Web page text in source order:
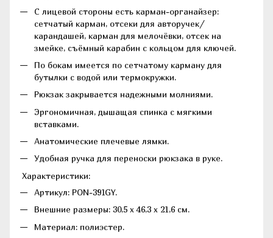
С лицевой стороны есть карман-органайзер:
сетчатый карман, отсеки для авторучек/
карандашей, карман для мелочёвки, отсек на
змейке, съёмный карабин с кольцом для ключей.
По бокам имеется по сетчатому карману для
бутылки с водой или термокружки.
Рюкзак закрывается надежными молниями.
Эргономичная, дышащая спинка с мягкими
вставками.
Анатомические плечевые лямки.
Удобная ручка для переноски рюкзака в руке.
Характеристики:
Артикул: PON-391GY.
Внешние размеры: 30,5 x 46,3 x 21,6 см.
Материал: полиэстер.